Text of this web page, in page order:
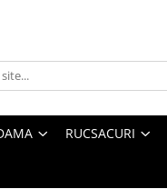
RUCSACURI